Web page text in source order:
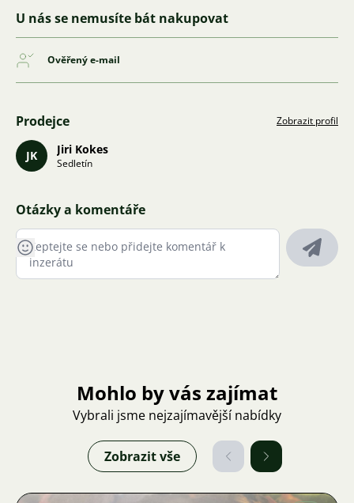
U nás se nemusíte bát nakupovat
Ověřený e-mail
Prodejce Zobrazit profil
JK Jiri Kokes
Sedletín
Otázky a komentáře
Mohlo by vás zajímat
Vybrali jsme nejzajímavější nabídky
Zobrazit vše